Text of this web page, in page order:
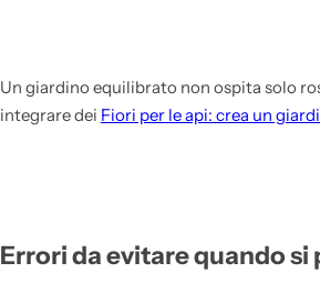
Un giardino equilibrato non ospita solo
integrare dei Fiori per le api: crea un
Errori da evitare quando si